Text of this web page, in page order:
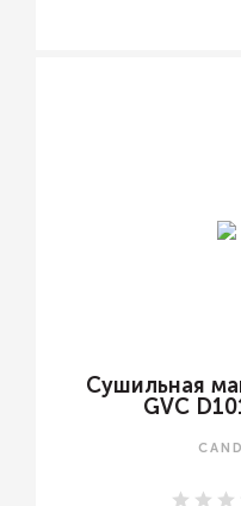
Сушильная
GVC